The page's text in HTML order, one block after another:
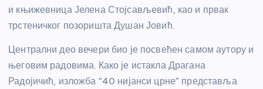
и књижевница Јелена Стојсављевић, као и првак
трстеничког позоришта Душан Јовић.
Централни део вечери био је посвећен самом аутору и
његовим радовима. Како је истакла Драгана
Радојичић, изложба “40 нијанси црне” представља